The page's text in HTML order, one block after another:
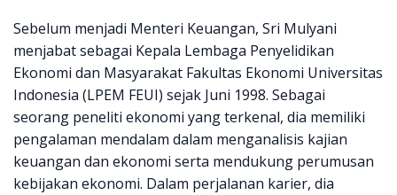
Sebelum menjadi Menteri Keuangan, Sri Mulyani
menjabat sebagai Kepala Lembaga Penyelidikan
Ekonomi dan Masyarakat Fakultas Ekonomi Universitas
Indonesia (LPEM FEUI) sejak Juni 1998. Sebagai
seorang peneliti ekonomi yang terkenal, dia memiliki
pengalaman mendalam dalam menganalisis kajian
keuangan dan ekonomi serta mendukung perumusan
kebijakan ekonomi. Dalam perjalanan karier, dia